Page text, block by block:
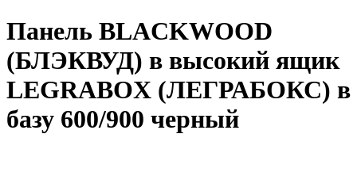
Панель BLACKWOOD
(БЛЭКВУД) в высокий ящик
LEGRABOX (ЛЕГРАБОКС) в
базу 600/900 черный